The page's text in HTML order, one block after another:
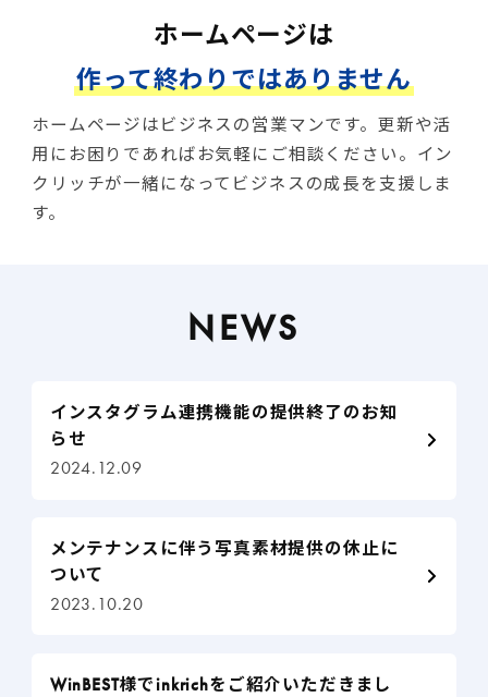
ホームページは
作って終わりではありません
ホームページはビジネスの営業マンです。更新や活
用にお困りであればお気軽にご相談ください。イン
クリッチが一緒になってビジネスの成長を支援しま
す。
NEWS
インスタグラム連携機能の提供終了のお知
らせ
2024.12.09
メンテナンスに伴う写真素材提供の休止に
ついて
2023.10.20
WinBEST様でinkrichをご紹介いただきまし